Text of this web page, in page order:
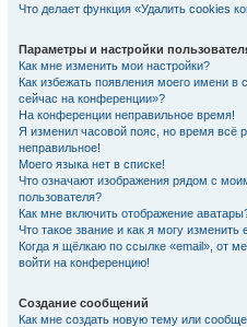
Что делает функция «Удалить cookies
Параметры и настройки
Как мне изменить мои настройки?
Как избежать появления моего имени в
сейчас на конференции»?
На конференции неправильное время!
Я изменил часовой пояс, но время всё
неправильное!
Моего языка нет в списке!
Что означают изображения рядом с
пользователя?
Как мне включить отображение
Что такое звание и как я могу изменить
Когда я щёлкаю по ссылке «email», от
войти на конференцию!
Создание сообщений
Как мне создать новую тему или